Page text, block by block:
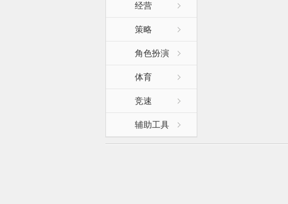
经营
策略
角色扮演
体育
竞速
辅助工具